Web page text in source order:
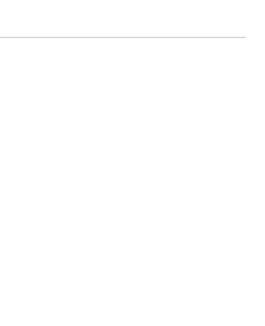
е објавен на 26